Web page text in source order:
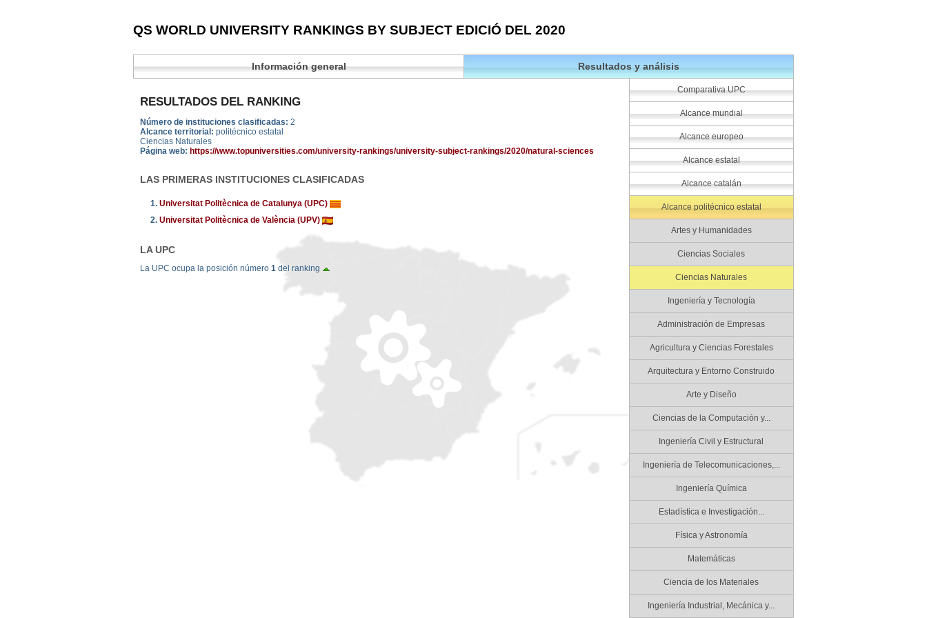
QS WORLD UNIVERSITY RANKINGS BY SUBJECT EDICIÓ DEL 2020
Información general Resultados y análisis
RESULTADOS DEL RANKING
Número de instituciones clasificadas: 2
Alcance territorial: politécnico estatal
Ciencias Naturales
Página web: https://www.topuniversities.com/university-rankings/university-subject-rankings/2020/natural-sciences
LAS PRIMERAS INSTITUCIONES CLASIFICADAS
1. Universitat Politècnica de Catalunya (UPC)
2. Universitat Politècnica de València (UPV)
LA UPC
La UPC ocupa la posición número 1 del ranking
Comparativa UPC
Alcance mundial
Alcance europeo
Alcance estatal
Alcance catalán
Alcance politécnico estatal
Artes y Humanidades
Ciencias Sociales
Ciencias Naturales
Ingeniería y Tecnología
Administración de Empresas
Agricultura y Ciencias Forestales
Arquitectura y Entorno Construido
Arte y Diseño
Ciencias de la Computación y...
Ingeniería Civil y Estructural
Ingeniería de Telecomunicaciones,...
Ingeniería Química
Estadística e Investigación...
Física y Astronomía
Matemáticas
Ciencia de los Materiales
Ingeniería Industrial, Mecánica y...